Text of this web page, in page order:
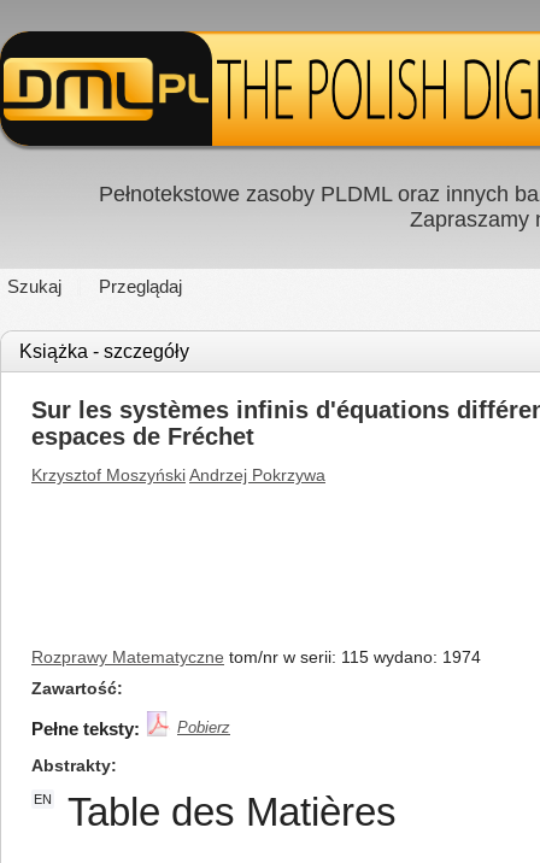
Pełnotekstowe zasoby PLDML oraz innych
Zapraszamy
Szukaj Przeglądaj
Książka - szczegóły
Sur les systèmes infinis d'équations
espaces de Fréchet
Krzysztof MoszyńskiAndrzej Pokrzywa
Rozprawy Matematyczne tom/nr w serii: 115 wydano: 1974
Zawartość
Pełne teksty: Pobierz
Abstrakty
EN Table des Matières